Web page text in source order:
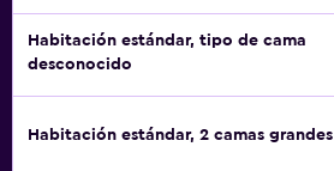
Habitación estándar, tipo de cama
desconocido
Habitación estándar, 2 camas grandes